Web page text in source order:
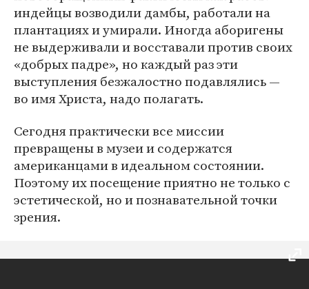
индейцы возводили дамбы, работали на
плантациях и умирали. Иногда аборигены
не выдерживали и восставали против своих
«добрых падре», но каждый раз эти
выступления безжалостно подавлялись —
во имя Христа, надо полагать.
Сегодня практически все миссии
превращены в музеи и содержатся
американцами в идеальном состоянии.
Поэтому их посещение приятно не только с
эстетической, но и познавательной точки
зрения.